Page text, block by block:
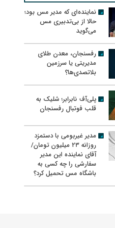
نماینده‌ای که مدیر مس بود؛
حالا از بی‌تدبیری مس
می‌گوید
رفسنجان، معدن طلای
مدیریتی یا سرزمین
بلاتصدی‌ها؟
پلی‌آف نابرابر؛ شلیک به
قلب فوتبال رفسنجان
مدیر غیربومی با دستمزد
روزانه ۲۳ میلیون تومان/
آقای نماینده این مدیر
سفارشی را چه کسی به
باشگاه مس تحمیل کرد؟